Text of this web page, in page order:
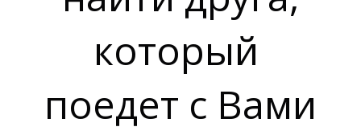
который
поедет с Вами